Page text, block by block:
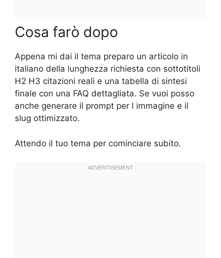
Cosa farò dopo
Appena mi dai il tema preparo un articolo in
italiano della lunghezza richiesta con sottotitoli
H2 H3 citazioni reali e una tabella di sintesi
finale con una FAQ dettagliata. Se vuoi posso
anche generare il prompt per l immagine e il
slug ottimizzato.
Attendo il tuo tema per cominciare subito.